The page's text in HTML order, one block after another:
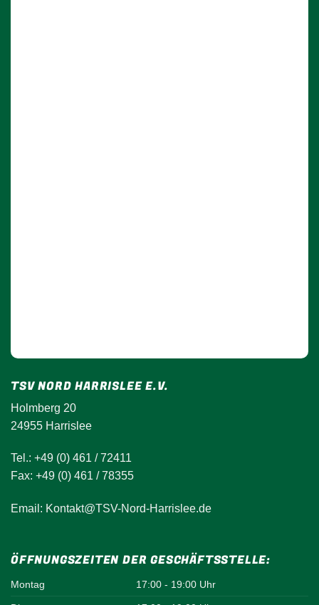
TSV NORD HARRISLEE E.V.
Holmberg 20
24955 Harrislee
Tel.: +49 (0) 461 / 72411
Fax: +49 (0) 461 / 78355
Email: Kontakt@TSV-Nord-Harrislee.de
ÖFFNUNGSZEITEN DER GESCHÄFTSSTELLE:
Montag 17:00 - 19:00 Uhr